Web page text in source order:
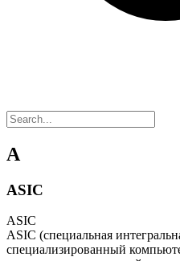
A
ASIC
ASIC
ASIC (специальная
специализированный